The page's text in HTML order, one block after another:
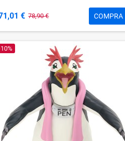
€ 78,90 € COMPRA